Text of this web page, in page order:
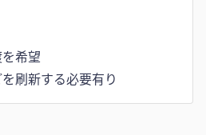
希望
刷新する必要有り